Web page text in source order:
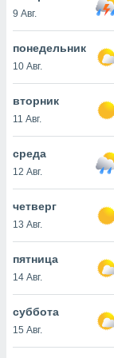
действия
рекламу
нашей
cookie
cookie
в
нашего
9 Авг.
понедельник
10 Авг.
вторник
11 Авг.
среда
12 Авг.
четверг
13 Авг.
пятница
14 Авг.
суббота
15 Авг.